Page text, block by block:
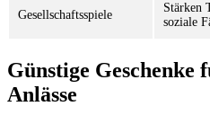
Gesellschaftsspiele
Stärken
soziale
Günstige Geschenke
Anlässe